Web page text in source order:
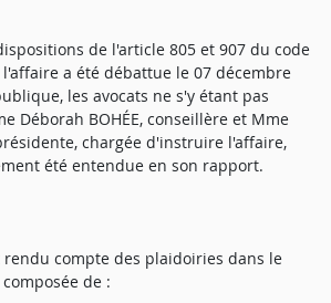
de l'article 805 et 907 du code
a été débattue le 07 décembre
les avocats ne s'y étant pas
Déborah BOHÉE, conseillère et Mme
chargée d'instruire l'affaire,
été entendue en son rapport.
rendu compte des plaidoiries dans le
de :